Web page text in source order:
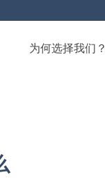
为何选择我们？